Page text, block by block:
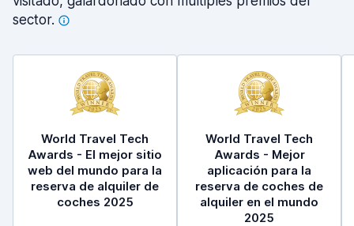
sector.
World Travel Tech
Awards - El mejor sitio
web del mundo para la
reserva de alquiler de
coches 2025
World Travel Tech
Awards - Mejor
aplicación para la
reserva de coches de
alquiler en el mundo
2025